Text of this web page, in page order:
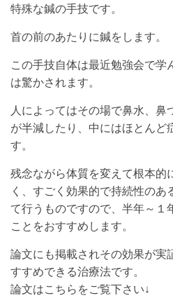
特殊な鍼の手技です。
首の前のあたりに鍼をします。
この手技自体は最近勉強会で学
は驚かされます。
人によってはその場で鼻水、鼻
が半減したり、中にはほとんど
す。
残念ながら体質を変えて根本的
く、すごく効果的で持続性のあ
て行うものですので、半年～１
ことをおすすめします。
論文にも掲載されその効果が実
すすめできる治療法です。
論文はこちらをご覧下さい↓